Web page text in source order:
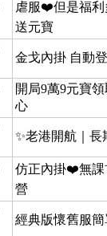
虐服❤️但是福
送元寶
金戈內掛 自動
開局9萬9元寶
心
✨老港開航｜長
仿正內掛❤️無
營
經典版懷舊服